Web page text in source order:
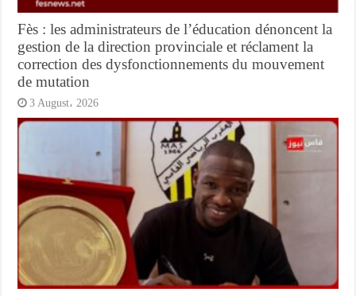
Fès : les administrateurs de l’éducation dénoncent la
gestion de la direction provinciale et réclament la
correction des dysfonctionnements du mouvement
de mutation
3 August، 2026